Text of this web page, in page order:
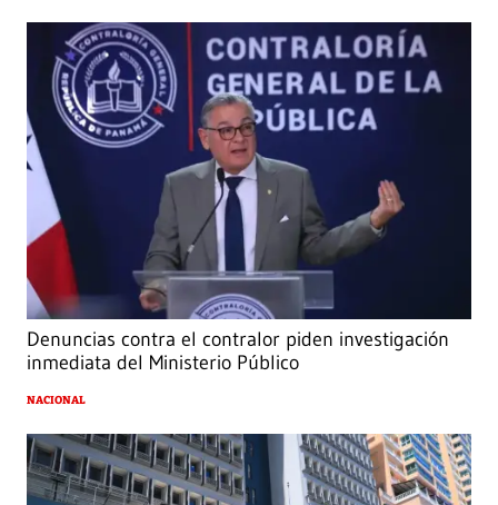
Denuncias contra el contralor piden investigación
inmediata del Ministerio Público
NACIONAL